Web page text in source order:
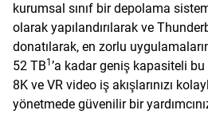
kurumsal sınıf bir depolama
olarak yapılandırılarak ve
donatılarak, en zorlu
52 TB1 ’a kadar geniş kapasiteli
8K ve VR video iş akışlarınızı
yönetmede güvenilir bir